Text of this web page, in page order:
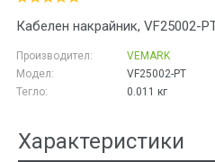
Кабелен накрайник, VF25002-
Производител:
VEMARK
Модел:
VF25002-PT
Тегло:
0.011 кг
Характеристики